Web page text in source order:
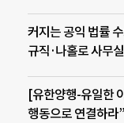
커지는 공익 법률
규직·나홀로 사무
[유한양행-유일한
행동으로 연결하라”